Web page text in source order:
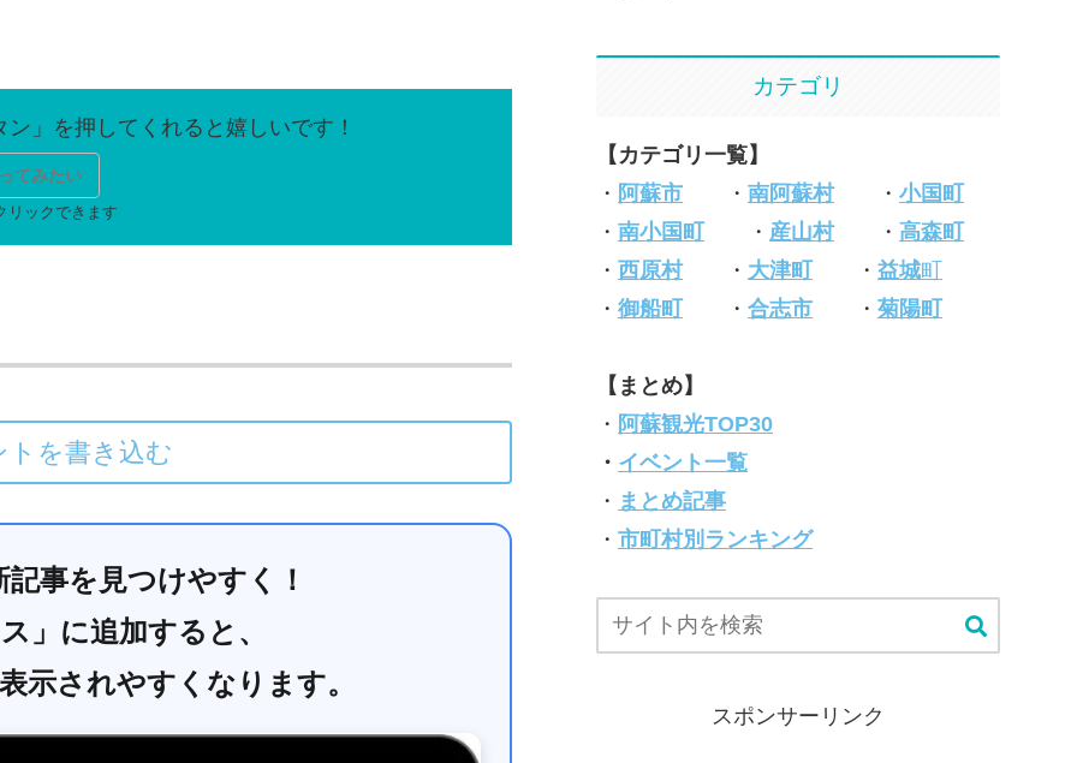
てみたい
トを書き込む
事を見つけやすく！
」に追加すると、
示されやすくなります。
カテゴリ
【カテゴリ一覧】
・ 阿蘇市 ・ 南阿蘇村・ 小国町
・ 南小国町 ・ 産山村・ 高森町
・ 西原村・ 大津町 ・ 益城町
・ 御船町 ・ 合志市 ・ 菊陽町
【まとめ】
・ 阿蘇観光TOP30
・ イベント一覧
・ まとめ記事
・ 市町村別ランキング
スポンサーリンク